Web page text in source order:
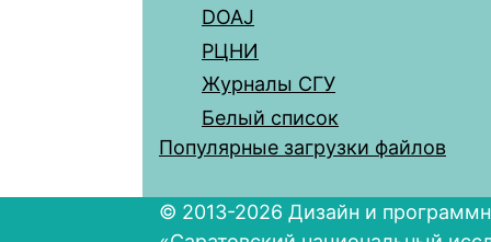
DOAJ
РЦНИ
Журналы СГУ
Белый список
Популярные загрузки файлов
© 2013-2026 Дизайн и